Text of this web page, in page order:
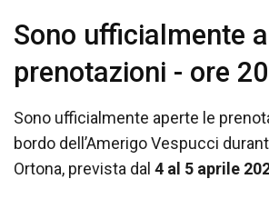
Sono ufficialmente
prenotazioni - ore
Sono ufficialmente aperte le
bordo dell’Amerigo Vespucci
Ortona, prevista dal 4 al 5 aprile